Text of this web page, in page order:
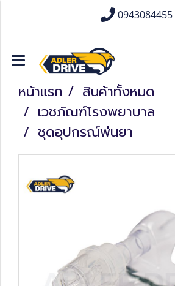
0943084455
หน้าแรก
สินค้าทั้งหมด
เวชภัณฑ์โรงพยาบาล
ชุดอุปกรณ์พ่นยา